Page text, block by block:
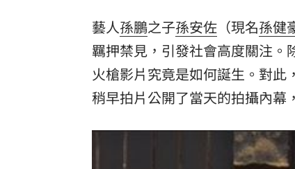
藝人孫鵬之子孫安佐 （現名孫健
羈押禁見，引發社會高度關注。
火槍影片究竟是如何誕生。對
稍早拍片公開了當天的拍攝內幕